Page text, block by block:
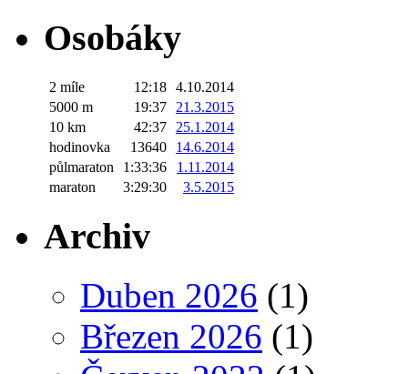
Osobáky
2 míle 12:18 4.10.2014
5000 m
19:37
21.3.2015
10 km
42:37
25.1.2014
hodinovka
13640
14.6.2014
půlmaraton
1:33:36
1.11.2014
maraton
3:29:30 3.5.2015
Archiv
Duben 2026 (1)
Březen 2026 (1)